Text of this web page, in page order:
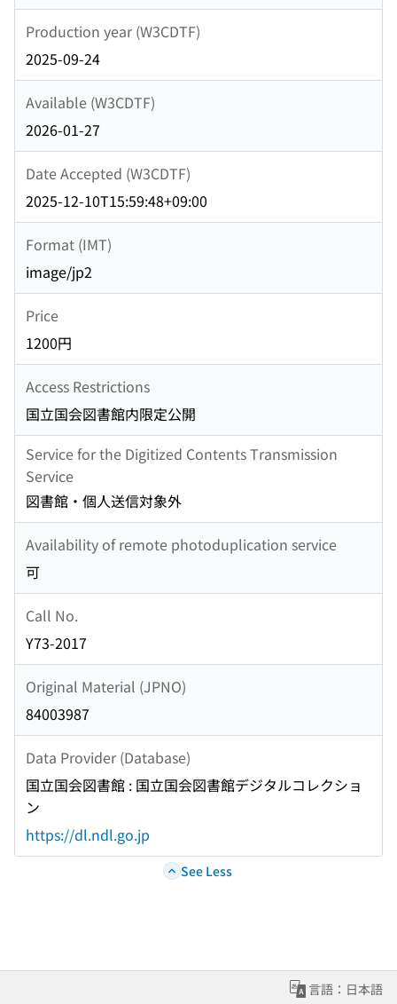
Production year (W3CDTF)
2025-09-24
Available (W3CDTF)
2026-01-27
Date Accepted (W3CDTF)
2025-12-10T15:59:48+09:00
Format (IMT)
image/jp2
Price
1200円
Access Restrictions
国立国会図書館内限定公開
Service for the Digitized Contents Transmission
Service
図書館・個人送信対象外
Availability of remote photoduplication service
可
Call No.
Y73-2017
Original Material (JPNO)
84003987
Data Provider (Database)
国立国会図書館 : 国立国会図書館デジタルコレクショ
ン
https://dl.ndl.go.jp
See Less
言語：日本語